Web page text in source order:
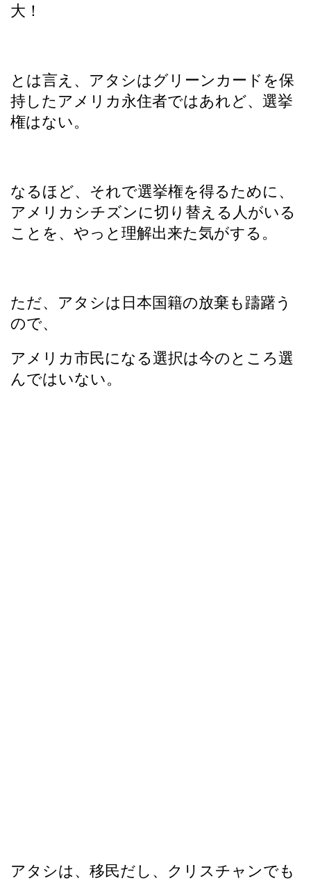
大！
とは言え、アタシはグリーンカードを保
持したアメリカ永住者ではあれど、選挙
権はない。
なるほど、それで選挙権を得るために、
アメリカシチズンに切り替える人がいる
ことを、やっと理解出来た気がする。
ただ、アタシは日本国籍の放棄も躊躇う
ので、
アメリカ市民になる選択は今のところ選
んではいない。
アタシは、移民だし、クリスチャンでも